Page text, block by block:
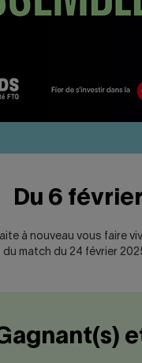
Du 6
à nouveau vous faire
match du 24 février